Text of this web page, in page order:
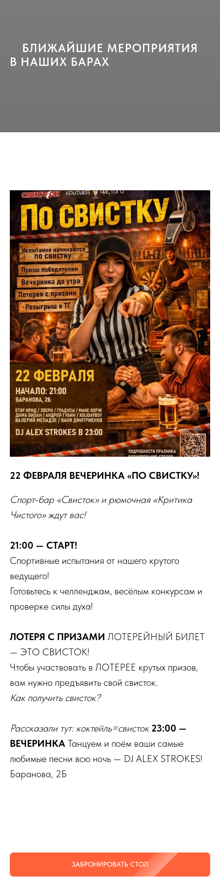
БЛИЖАЙШИЕ МЕРОПРИЯТИЯ
В НАШИХ БАРАХ
22 ФЕВРАЛЯ ВЕЧЕРИНКА «ПО СВИСТКУ»!
Спорт-бар «Свисток» и рюмочная «Критика
Чистого» ждут вас!
21:00 — СТАРТ!
Спортивные испытания от нашего крутого
ведущего!
Готовьтесь к челленджам, весёлым конкурсам и
проверке силы духа!
ЛОТЕРЯ С ПРИЗАМИ ЛОТЕРЕЙНЫЙ БИЛЕТ
— ЭТО СВИСТОК!
Чтобы участвовать в ЛОТЕРЕЕ крутых призов,
вам нужно предъявить свой свисток.
Как получить свисток?
Рассказали тут: коктейль=свисток 23:00 —
ВЕЧЕРИНКА Танцуем и поём ваши самые
любимые песни всю ночь — DJ ALEX STROKES!
Баранова, 2Б
ЗАБРОНИРОВАТЬ СТОЛ